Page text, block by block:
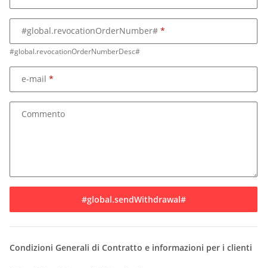
#global.revocationOrderNumberDesc#
#global.revocationOrderNumber#
e-mail
Commento
#global.sendWithdrawal#
Condizioni Generali di Contratto e informazioni per i clienti